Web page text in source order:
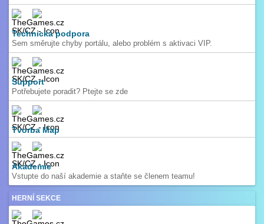
Technická podpora
Sem směrujte chyby portálu, alebo problém s aktivaci VIP.
Support
Potřebujete poradit? Ptejte se zde
Tvorba Map
Akademie
Vstupte do naší akademie a staňte se členem teamu!
HERNÍ SEKCE